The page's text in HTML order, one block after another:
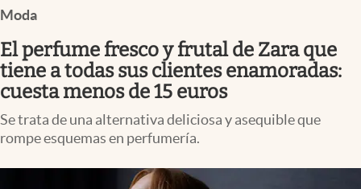
Moda
El perfume fresco y frutal de Zara que
tiene a todas sus clientes enamoradas:
cuesta menos de 15 euros
Se trata de una alternativa deliciosa y asequible que
rompe esquemas en perfumería.